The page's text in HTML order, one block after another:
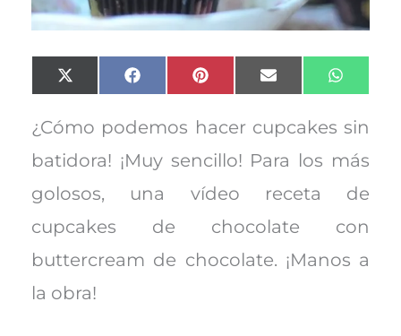
Compartir
en
X
(
w
i
t
t
r
Compartir
en
F
a
e
b
o
o
Compartir
en
P
i
t
e
r
e
t
Compartir
en
E
m
i
l
en
W
h
t
s
A
p
¿Cómo podemos hacer cupcakes sin
batidora! ¡Muy sencillo! Para los más
golosos, una vídeo receta de
cupcakes de chocolate con
buttercream de chocolate. ¡Manos a
la obra!